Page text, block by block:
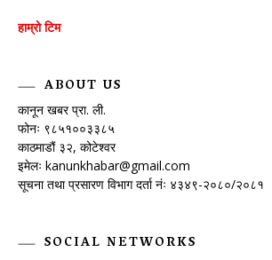
हाम्रो टिम
ABOUT US
कानून खबर प्रा. ली.
फोनः ९८५१००३३८५
काठमाडौं ३२, कोटेश्वर
इमेलः kanunkhabar@gmail.com
सूचना तथा प्रसारण विभाग दर्ता नंः ४३४९-२०८०/२०८१
SOCIAL NETWORKS